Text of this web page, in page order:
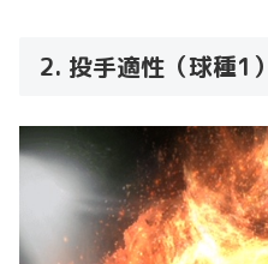
2. 投手適性（球種1）